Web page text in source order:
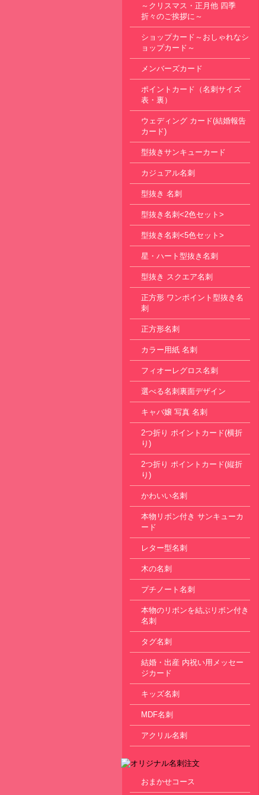
～クリスマス・正月他 四季
折々のご挨拶に～
ショップカード～おしゃれなシ
ョップカード～
メンバーズカード
ポイントカード（名刺サイズ
表・裏）
ウェディング カード(結婚報告
カード)
型抜きサンキューカード
カジュアル名刺
型抜き 名刺
型抜き名刺<2色セット>
型抜き名刺<5色セット>
星・ハート型抜き名刺
型抜き スクエア名刺
正方形 ワンポイント型抜き名
刺
正方形名刺
カラー用紙 名刺
フィオーレグロス名刺
選べる名刺裏面デザイン
キャバ嬢 写真 名刺
2つ折り ポイントカード(横折
り)
2つ折り ポイントカード(縦折
り)
かわいい名刺
本物リボン付き サンキューカ
ード
レター型名刺
木の名刺
プチノート名刺
本物のリボンを結ぶリボン付き
名刺
タグ名刺
結婚・出産 内祝い用メッセー
ジカード
キッズ名刺
MDF名刺
アクリル名刺
おまかせコース